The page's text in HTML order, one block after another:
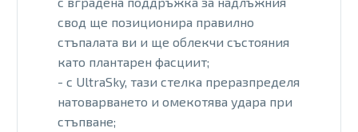
свод ще позиционира правилно
стъпалата ви и ще oблекчи състояния
като плантарен фасциит;
- с UltraSky, тази стелка преразпределя
натоварването и омекотява удара при
стъпване;